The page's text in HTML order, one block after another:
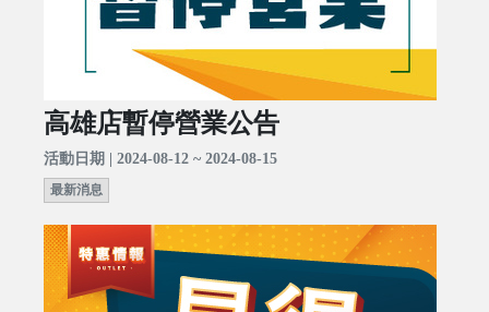
高雄店暫停營業公告
活動日期 | 2024-08-12 ~ 2024-08-15
最新消息